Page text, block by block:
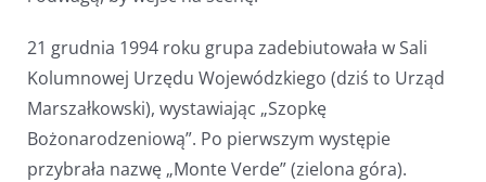
21 grudnia 1994 roku grupa zadebiutowała w Sali
Kolumnowej Urzędu Wojewódzkiego (dziś to Urząd
Marszałkowski), wystawiając „Szopkę
Bożonarodzeniową”. Po pierwszym występie
przybrała nazwę „Monte Verde” (zielona góra).